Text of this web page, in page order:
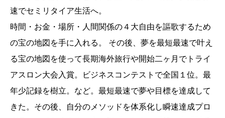
速でセミリタイア生活へ。
時間・お金・場所・人間関係の４大自由を謳歌するため
の宝の地図を手に入れる。 その後、夢を最短最速で叶え
る宝の地図を使って長期海外旅行や開始二ヶ月でトライ
アスロン大会入賞。ビジネスコンテストで全国１位。最
年少記録を樹立。など。最短最速で夢や目標を達成して
きた。その後、自分のメソッドを体系化し瞬速達成プロ